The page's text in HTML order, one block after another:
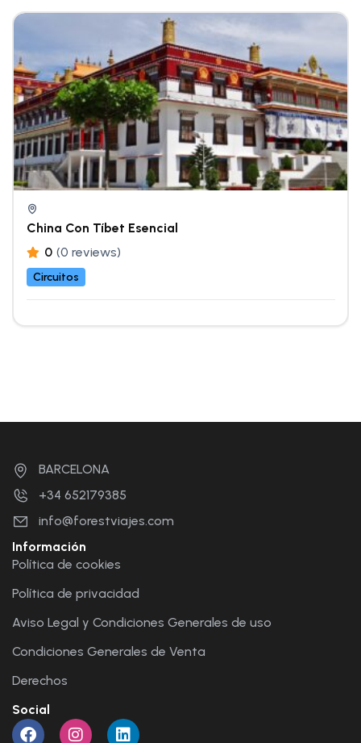
China Con Tíbet Esencial
0 (0 reviews)
Circuitos
BARCELONA
+34 652179385
info@forestviajes.com
Información
Política de cookies
Política de privacidad
Aviso Legal y Condiciones Generales de uso
Condiciones Generales de Venta
Derechos
Social